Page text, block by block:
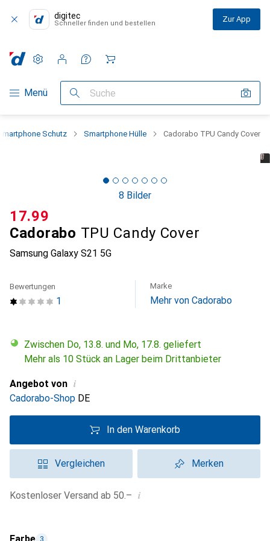
digitec
Schneller finden und bestellen Zur App
Navigation nach Kategorien
Menü Suche
Einstellungen
Kundenkonto
Vergleichslisten
Merklisten
Warenkorb
Schutz Smartphone Hülle Cadorabo TPU Candy Cover
8 Bilder
Cadorabo TPU Candy Cover
Samsung Galaxy S21 5G
CHF
17.99
1
Bewertungen Marke
Mehr von Cadorabo
Zwischen Do, 13.8. und Mo, 17.8. geliefert
Mehr als 10 Stück an Lager beim Drittanbieter
Angebot von i
Cadorabo-Shop DE
In den Warenkorb
Vergleichen Merken
Kostenloser Versand ab 50.– i
3